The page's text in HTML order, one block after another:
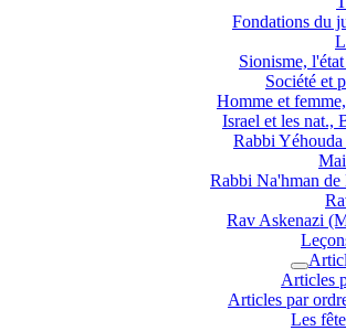
Fondations du
Sionisme,
Société et
Homme et
Israel et les nat.,
Rabbi
Rabbi Na'hman de
Articles
Les